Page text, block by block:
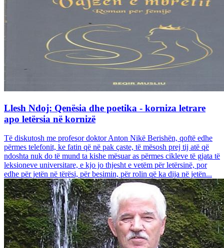
Llesh Ndoj: Qenësia dhe poetika - korniza letrare
apo letërsia në kornizë
Të diskutosh me profesor doktor Anton Nikë Berishën, qoftë edhe
përmes telefonit, ke fatin që në pak çaste, të mësosh prej tij atë që
ndoshta nuk do të mund ta kishe mësuar as përmes cikleve të gjata të
leksioneve universitare, e kjo jo thjesht e vetëm për letërsinë, por
edhe për jetën në tërësi, për besimin, për rolin që ka dija në jetën...